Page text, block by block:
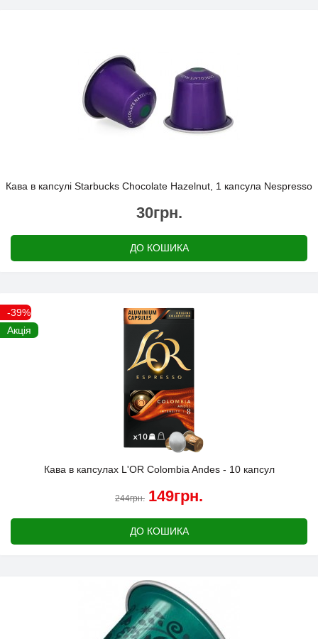
Кава в капсулі Starbucks Chocolate Hazelnut, 1 капсула Nespresso
30грн.
ДО КОШИКА
-39%
Акція
Кава в капсулах L'OR Colombia Andes - 10 капсул
244грн. 149грн.
ДО КОШИКА